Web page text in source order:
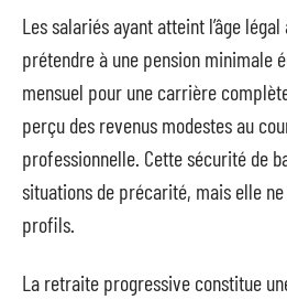
Les salariés ayant atteint l’âge
prétendre à une pension minimale
mensuel pour une carrière
perçu des revenus modestes au
professionnelle. Cette sécurité de
situations de précarité, mais elle
profils.
La retraite progressive constitue